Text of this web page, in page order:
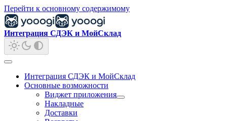
Перейти к основному содержимому
Интеграция СДЭК и МойСклад
Интеграция СДЭК и МойСклад
Основные возможности
Виджет приложения
Накладные
Доставки